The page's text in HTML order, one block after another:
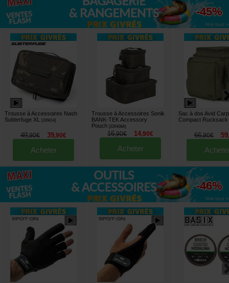
jusqu'à
-45%
Voir tout »
Trousse à Accessoires Nash
Subterfuge XL
[226814]
49,90€ 39,90€
Acheter
Trousse à Accessoires Sonik
BANK-TEK Accessory
Pouch [226408A]
16,90€ 14,90€
Acheter
Sac à dos Avid
Compact Rucksack
66,90€ 59
jusqu'à
-46%
Voir tout »